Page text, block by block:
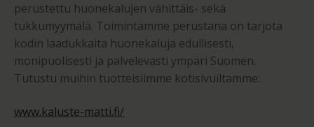
perustettu huonekalujen vähittäis- sekä
tukkumyymälä. Toimintamme perustana on tarjota
kodin laadukkaita huonekaluja edullisesti,
monipuolisesti ja palvelevasti ympäri Suomen.
Tutustu muihin tuotteisiimme kotisivuiltamme:
www.kaluste-matti.fi/